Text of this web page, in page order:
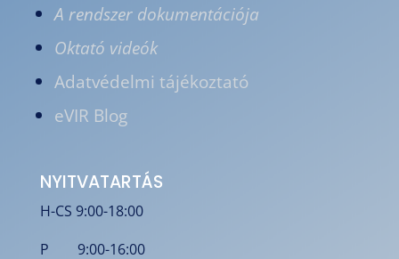
A rendszer dokumentációja
Oktató videók
Adatvédelmi tájékoztató
eVIR Blog
NYITVATARTÁS
H-CS 9:00-18:00
P 9:00-16:00